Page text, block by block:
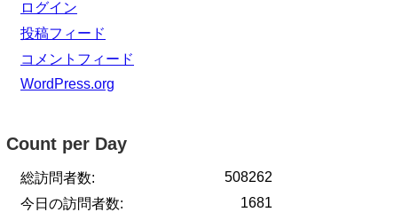
ログイン
投稿フィード
コメントフィード
WordPress.org
Count per Day
508262
総訪問者数:
1681
今日の訪問者数: